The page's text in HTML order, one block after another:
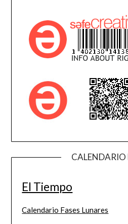
CALENDARIO
El Tiempo
Calendario Fases Lunares